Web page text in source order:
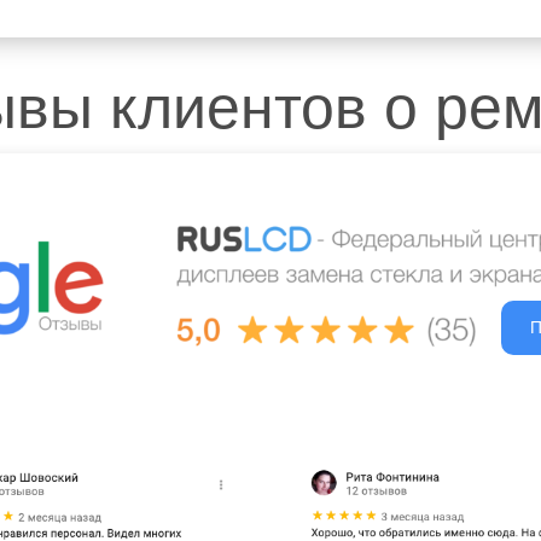
клиентов о